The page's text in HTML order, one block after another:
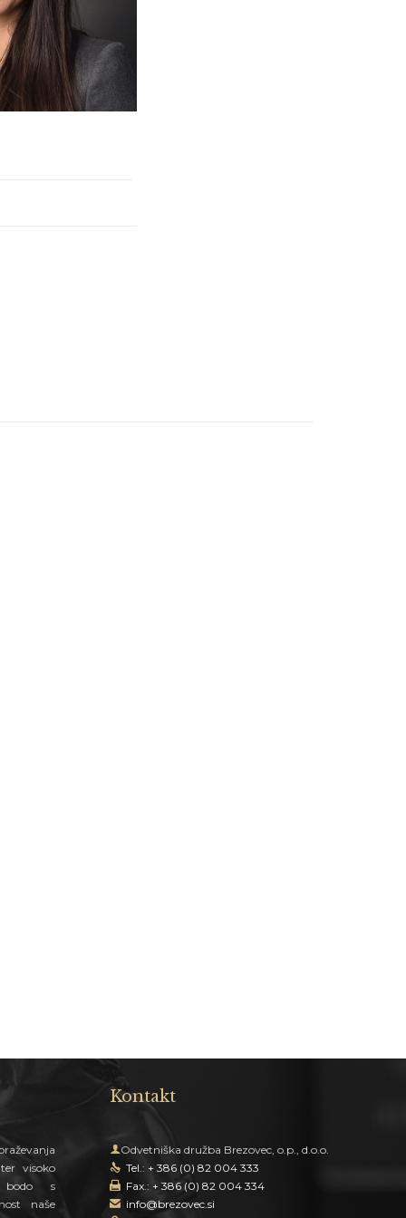
visoko
bodo s
naše
Kontakt
 Odvetniška družba Brezovec, o.p., d.o.o.
 Tel.: + 386 (0) 82 004 333
 Fax.: + 386 (0) 82 004 334
 info@brezovec.si